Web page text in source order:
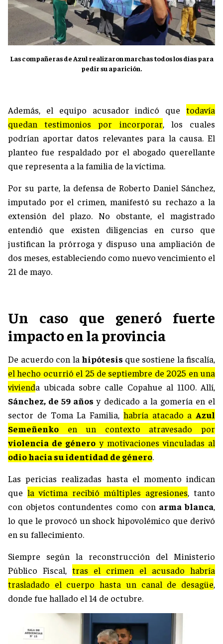
Las compañeras de Azul realizaron marchas todos los días para
pedir su aparición.
Además, el equipo acusador indicó que todavía
quedan testimonios por incorporar, los cuales
podrían aportar datos relevantes para la causa. El
planteo fue respaldado por el abogado querellante
que representa a la familia de la víctima.
Por su parte, la defensa de Roberto Daniel Sánchez,
imputado por el crimen, manifestó su rechazo a la
extensión del plazo. No obstante, el magistrado
entendió que existen diligencias en curso que
justifican la prórroga y dispuso una ampliación de
dos meses, estableciendo como nuevo vencimiento el
21 de mayo.
Un caso que generó fuerte
impacto en la provincia
De acuerdo con la hipótesis que sostiene la fiscalía,
el hecho ocurrió el 25 de septiembre de 2025 en una
vivienda ubicada sobre calle Copahue al 1100. Allí,
Sánchez, de 59 años y dedicado a la gomería en el
sector de Toma La Familia, habría atacado a Azul
Semeñenko en un contexto atravesado por
violencia de género y motivaciones vinculadas al
odio hacia su identidad de género.
Las pericias realizadas hasta el momento indican
que la víctima recibió múltiples agresiones, tanto
con objetos contundentes como con arma blanca,
lo que le provocó un shock hipovolémico que derivó
en su fallecimiento.
Siempre según la reconstrucción del Ministerio
Público Fiscal, tras el crimen el acusado habría
trasladado el cuerpo hasta un canal de desagüe,
donde fue hallado el 14 de octubre.